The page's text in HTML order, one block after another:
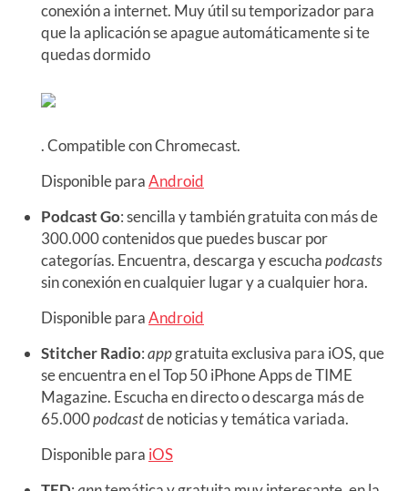
conexión a internet. Muy útil su temporizador para
que la aplicación se apague automáticamente si te
quedas dormido
. Compatible con Chromecast.
Disponible paraAndroid
Podcast Go: sencilla y también gratuita con más de
300.000 contenidos que puedes buscar por
categorías. Encuentra, descarga y escuchapodcasts
sin conexión en cualquier lugar y a cualquier hora.
Disponible paraAndroid
Stitcher Radio:appgratuita exclusiva para iOS, que
se encuentra en el Top 50 iPhone Apps de TIME
Magazine. Escucha en directo o descarga más de
65.000podcastde noticias y temática variada.
Disponible para iOS